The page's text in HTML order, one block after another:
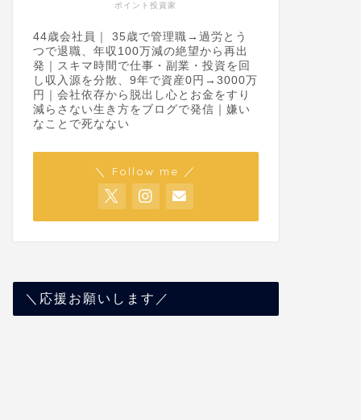
ポイント投資家
44歳会社員｜ 35歳で管理職→過労とう
つで退職、年収100万減の絶望から再出
発｜スキマ時間で仕事・副業・投資を回
し収入源を分散、9年で資産0円→3000万
円｜会社依存から脱出し心とお金をすり
減らさない生き方をブログで発信｜嫌い
なことで死なない
＼ Follow me ／
＼応援お願いします／